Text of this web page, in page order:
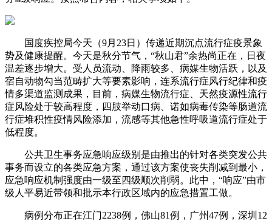
国度疾控局今天（9月23日）传递近期沉点流行症疫景象
势及健康提醒。今天是秋分节气，“秋山君”余热尚正在，日夜
温差逐步增大。受人员流动、降雨较多、病媒生物活跃，以及
宿自动物勾当范畴扩大等要素影响，连系流行症风行纪律和疫
情多渠道监测成果，目前，病媒生物流行症、天然疫源性流行
症风险处于较高程度，四肢举动口病、诺如病毒传染等肠道流
行症堆积性疫情风险添加，流感等其他急性呼吸道流行症处于
低程度。
公共卫生事务应急响应级别是由推出的针对各类突发公共
事务而设立的各类应急方案，通过该方案使丧失削减到最小，
应急响应机制强度由一级至四级顺次削弱。此中，“响应”由市
级人平易近带领和批示本行政区域内的应急措置工做。
病例分布正在江门2238例，佛山81例，广州47例，深圳12